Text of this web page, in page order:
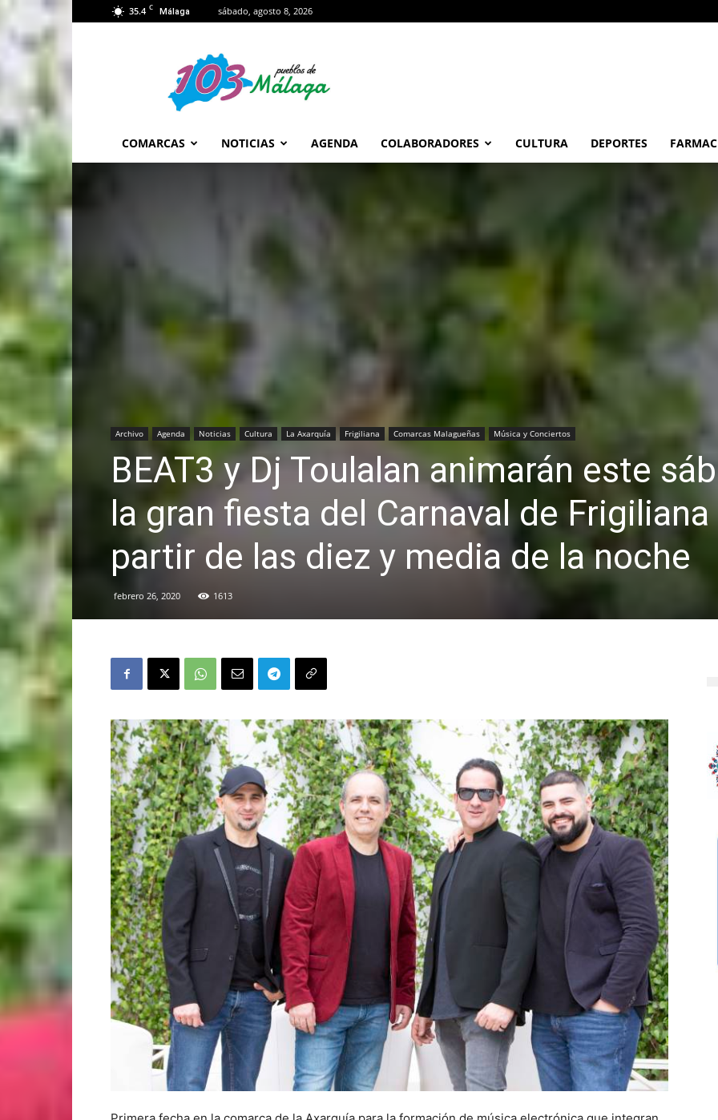
35.4 C Málaga sábado, agosto 8, 2026
Málaga
COMARCAS NOTICIAS AGENDA COLABORADORES CULTURA DEPORTES
Archivo Agenda Noticias Cultura La Axarquía Frigiliana Comarcas Malagueñas Música y Conciertos
BEAT3 y Dj Toulalan animarán este
la gran fiesta del Carnaval de Frigiliana
partir de las diez y media de la noche
febrero 26, 2020 1613